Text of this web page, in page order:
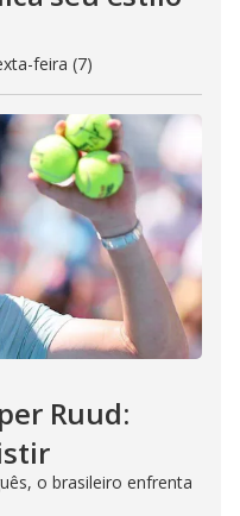
feira (7)
Ruud:
o brasileiro enfrenta